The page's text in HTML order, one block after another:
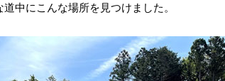
道中にこんな場所を見つけました。